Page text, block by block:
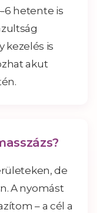
hetente is
kezelés is
akut
de
A nyomást
– a cél a